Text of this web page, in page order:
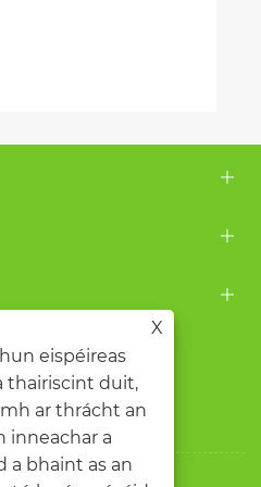
X
eispéireas
thairiscint duit,
ar thrácht an
inneachar a
a bhaint as an